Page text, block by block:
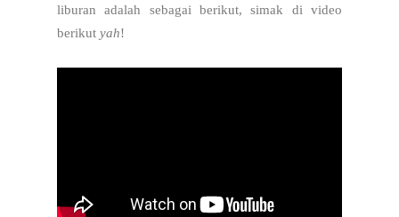
liburan adalah sebagai berikut, simak di video
berikut yah!